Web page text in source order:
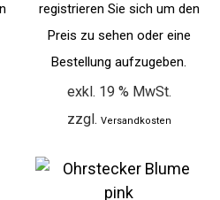
registrieren Sie sich um den
Preis zu sehen oder eine
Bestellung aufzugeben.
exkl. 19 % MwSt.
zzgl. Versandkosten